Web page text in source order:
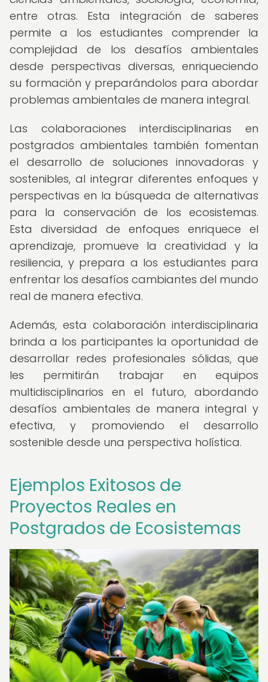
entre otras. Esta integración de saberes
permite a los estudiantes comprender la
complejidad de los desafíos ambientales
desde perspectivas diversas, enriqueciendo
su formación y preparándolos para abordar
problemas ambientales de manera integral.
Las colaboraciones interdisciplinarias en
postgrados ambientales también fomentan
el desarrollo de soluciones innovadoras y
sostenibles, al integrar diferentes enfoques y
perspectivas en la búsqueda de alternativas
para la conservación de los ecosistemas.
Esta diversidad de enfoques enriquece el
aprendizaje, promueve la creatividad y la
resiliencia, y prepara a los estudiantes para
enfrentar los desafíos cambiantes del mundo
real de manera efectiva.
Además, esta colaboración interdisciplinaria
brinda a los participantes la oportunidad de
desarrollar redes profesionales sólidas, que
les permitirán trabajar en equipos
multidisciplinarios en el futuro, abordando
desafíos ambientales de manera integral y
efectiva, y promoviendo el desarrollo
sostenible desde una perspectiva holística.
Ejemplos Exitosos de
Proyectos Reales en
Postgrados de Ecosistemas